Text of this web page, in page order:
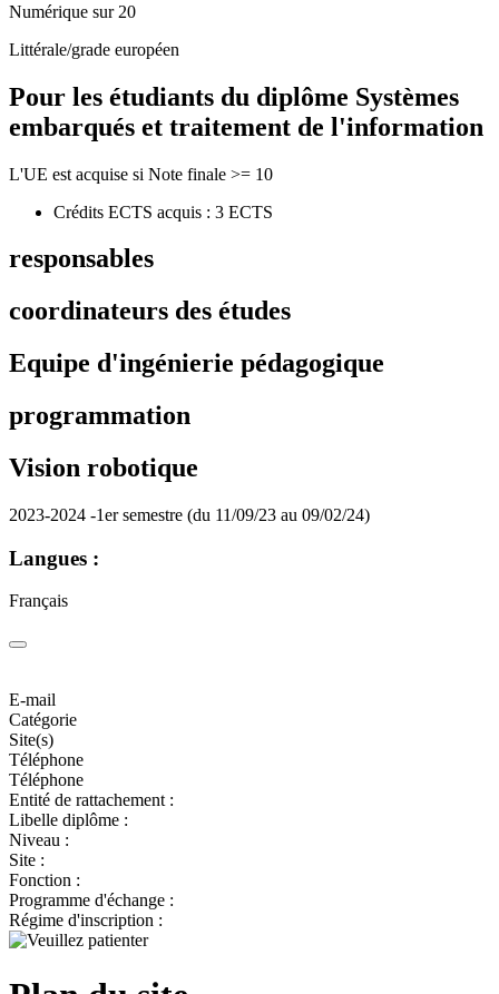
Numérique sur 20
Littérale/grade européen
Pour les étudiants du diplôme Systèmes
embarqués et traitement de l'information
L'UE est acquise si Note finale >= 10
Crédits ECTS acquis : 3 ECTS
responsables
coordinateurs des études
Equipe d'ingénierie pédagogique
programmation
Vision robotique
2023-2024 -1er semestre (du 11/09/23 au 09/02/24)
Langues :
Français
E-mail
Catégorie
Site(s)
Téléphone
Téléphone
Entité de rattachement :
Libelle diplôme :
Niveau :
Site :
Fonction :
Programme d'échange :
Régime d'inscription :